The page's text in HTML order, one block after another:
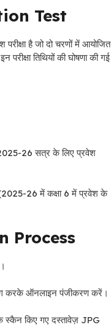
Test
है जो दो चरणों में आयोजित
तिथियों की घोषणा की गई
2025-26 सत्र के लिए प्रवेश
26 में कक्षा 6 में प्रवेश के
Process
करके ऑनलाइन पंजीकरण करें।
स्कैन किए गए दस्तावेज़ JPG